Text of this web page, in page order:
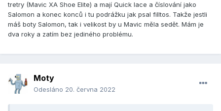
tretry (Mavic XA Shoe Elite) a mají Quick lace a číslování jako
Salomon a konec konců i tu podrážku jak psal filltos. Takže jestli
máš boty Salomon, tak i velikost by u Mavic měla sedět. Mám je
dva roky a zatím bez jediného problému.
Moty
Odesláno 20. června 2022